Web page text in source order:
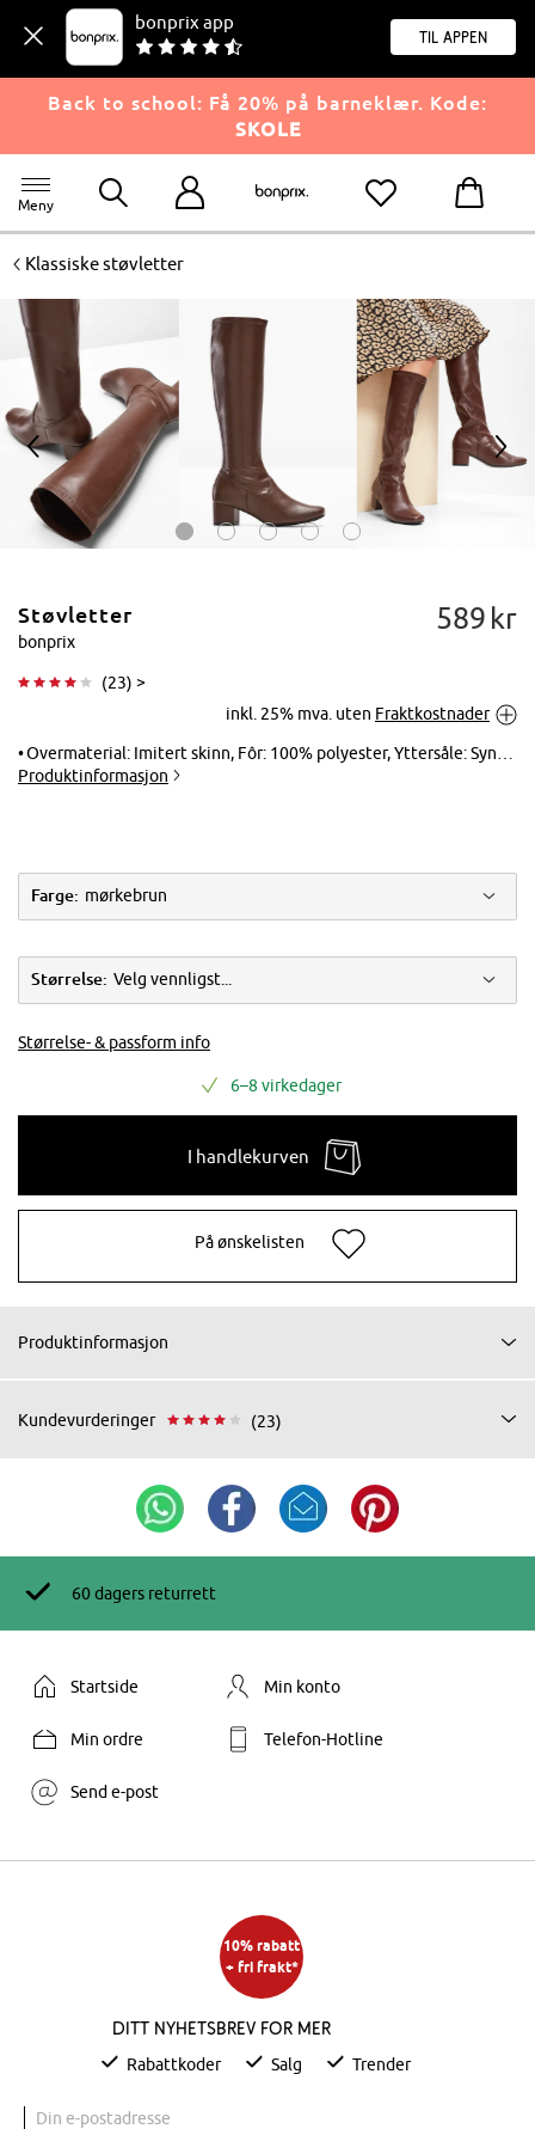
bonprix app
til appen
Back to school: Få 20% på barneklær. Kode:
SKOLE
Meny
<Klassiske støvletter
Trykk for å
forstørre
< >
Støvletter
bonprix
(23) >
589 kr
inkl. 25% mva. uten Fraktkostnader
Overmaterial: Imitert skinn, Fôr: 100% polyester, Yttersåle: Syntetisk, Innersåle: Imitert skinn
Produktinformasjon
Farge: mørkebrun
Størrelse: Velg vennligst...
Størrelse- & passform info
6–8 virkedager
I handlekurven
På ønskelisten
Produktinformasjon
Kundevurderinger (23)
60 dagers returrett
Startside Min konto
Min ordre Telefon-Hotline
Send e-post
10% rabatt
+ fri frakt*
Ditt nyhetsbrev for mer
Rabattkoder Salg Trender
Din e-postadresse